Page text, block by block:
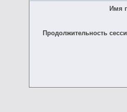
Имя
Продолжительность